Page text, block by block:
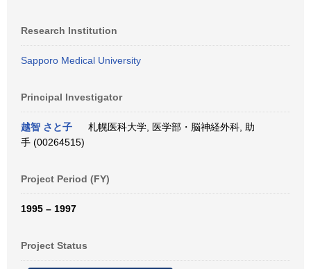
Research Institution
Sapporo Medical University
Principal Investigator
越智 さと子
札幌医科大学, 医学部・脳神経外科, 助
手 (00264515)
Project Period (FY)
1995 – 1997
Project Status